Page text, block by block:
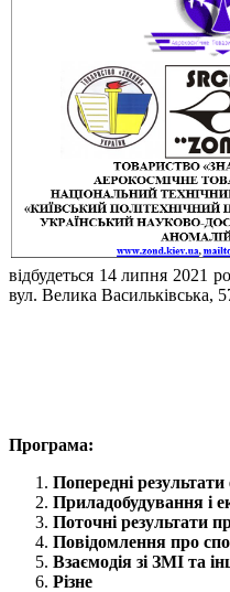
відбудеться 14 липня 2021
вул. Велика Васильківська,
Програма:
Попередні
Приладобудування і
Поточні результати
Повідомлення про
Взаємодія зі ЗМІ та
Різне